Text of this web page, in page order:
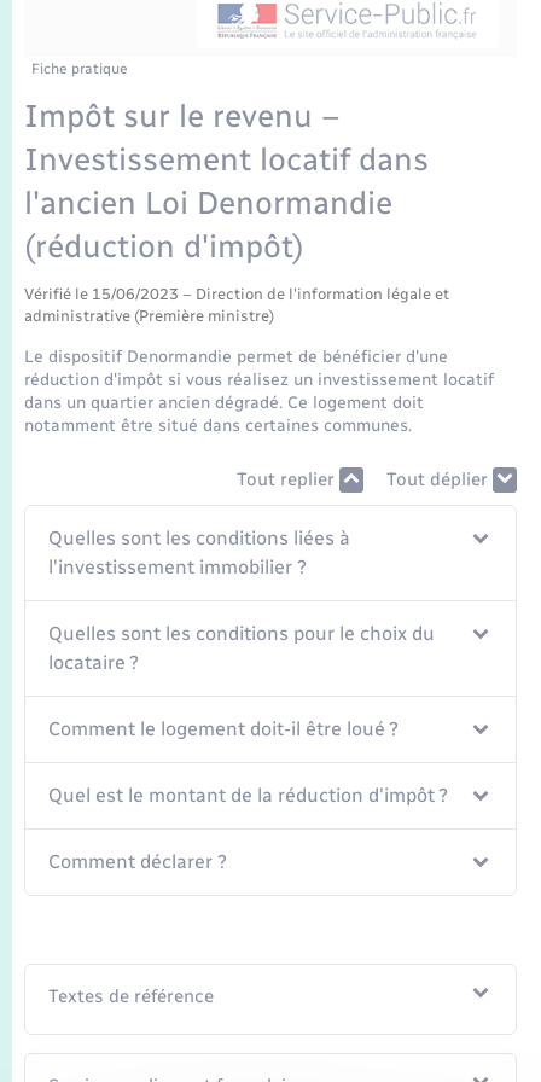
Mariage – PACS
Parrainage civil
Recensement
Fiche pratique
Impôt sur le revenu –
Investissement locatif dans
l'ancien Loi Denormandie
(réduction d'impôt)
Vérifié le 15/06/2023 – Direction de l'information légale et
administrative (Première ministre)
Le dispositif Denormandie permet de bénéficier d'une
réduction d'impôt si vous réalisez un investissement locatif
dans un quartier ancien dégradé. Ce logement doit
notamment être situé dans certaines communes.
Tout replier Tout déplier
Quelles sont les conditions liées à
l'investissement immobilier ?
Quelles sont les conditions pour le choix du
locataire ?
Comment le logement doit-il être loué ?
Quel est le montant de la réduction d'impôt ?
Comment déclarer ?
Textes de référence